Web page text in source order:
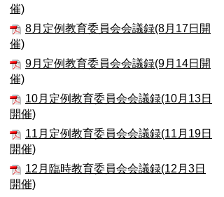
催)
8月定例教育委員会会議録(8月17日開
催)
9月定例教育委員会会議録(9月14日開
催)
10月定例教育委員会会議録(10月13日
開催)
11月定例教育委員会会議録(11月19日
開催)
12月臨時教育委員会会議録(12月3日
開催)